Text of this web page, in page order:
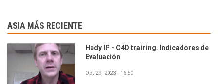
ASIA MÁS RECIENTE
Hedy IP - C4D training. Indicadores de
Evaluación
Oct 29, 2023 - 16:50